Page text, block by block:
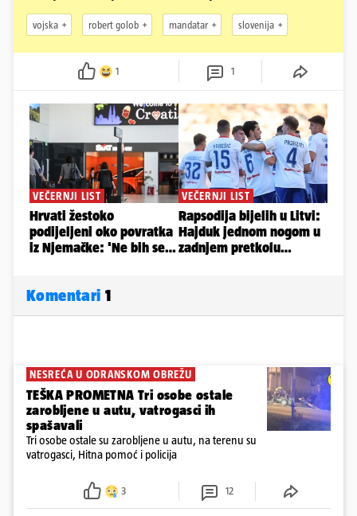
vojska robert golob mandatar slovenija
1 1
Komentari 1
NESREĆA U ODRANSKOM OBREŽU
TEŠKA PROMETNA Tri osobe ostale
zarobljene u autu, vatrogasci ih
spašavali
Tri osobe ostale su zarobljene u autu, na terenu su
vatrogasci, Hitna pomoć i policija
3 12